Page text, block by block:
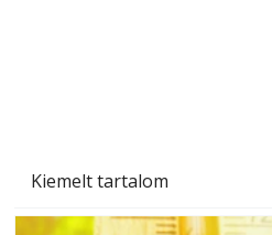
Kiemelt tartalom